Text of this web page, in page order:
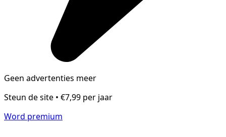
Geen advertenties meer
Steun de site • €7,99 per jaar
Word premium